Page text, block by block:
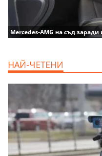
Mercedes-AMG на съд
НАЙ-ЧЕТЕНИ